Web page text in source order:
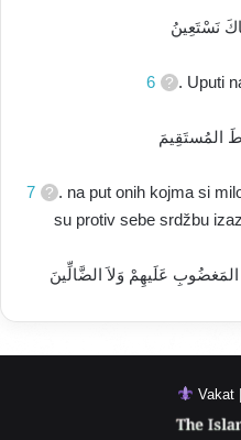
نَسْتَعِينُ
6 . Uputi
المُستَقِيمَ
7
. na put onih kojma si
su protiv sebe srdžbu
عَلَيهِمْ وَلاَ الضَّالِّينَ
Vakat